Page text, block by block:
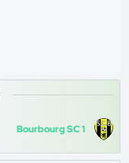
Bourbourg SC 1